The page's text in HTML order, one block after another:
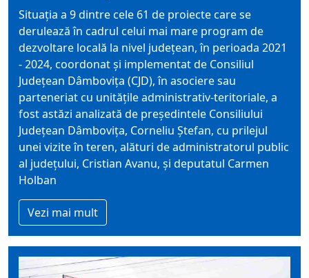
Situația a 9 dintre cele 61 de proiecte care se
derulează în cadrul celui mai mare program de
dezvoltare locală la nivel județean, în perioada 2021
- 2024, coordonat și implementat de Consiliul
Județean Dâmbovița (CJD), în asociere sau
parteneriat cu unitățile administrativ-teritoriale, a
fost astăzi analizată de președintele Consiliului
Județean Dâmbovița, Corneliu Ștefan, cu prilejul
unei vizite în teren, alături de administratorul public
al județului, Cristian Avanu, și deputatul Carmen
Holban
Vezi mai mult